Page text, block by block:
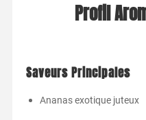
Profil
Saveurs Principales
Ananas exotique juteux